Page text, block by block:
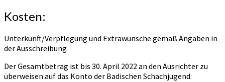
Kosten:
Unterkunft/Verpflegung und Extrawünsche gemäß Angaben in
der Ausschreibung
Der Gesamtbetrag ist bis 30. April 2022 an den Ausrichter zu
überweisen auf das Konto der Badischen Schachjugend: